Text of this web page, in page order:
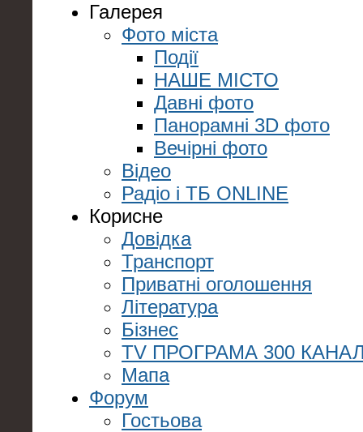
Галерея
Фото міста
Події
НАШЕ МІСТО
Давні фото
Панорамні 3D фото
Вечірні фото
Відео
Радіо і ТБ ONLINE
Корисне
Довідка
Транспорт
Приватні оголошення
Література
Бізнес
TV ПРОГРАМА 300
Мапа
Форум
Гостьова